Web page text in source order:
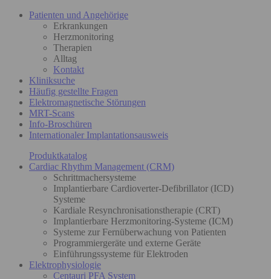
Patienten und Angehörige
Erkrankungen
Herzmonitoring
Therapien
Alltag
Kontakt
Kliniksuche
Häufig gestellte Fragen
Elektromagnetische Störungen
MRT-Scans
Info-Broschüren
Internationaler Implantationsausweis
Produktkatalog
Cardiac Rhythm Management (CRM)
Schrittmachersysteme
Implantierbare Cardioverter-Defibrillator (ICD)
Systeme
Kardiale Resynchronisationstherapie (CRT)
Implantierbare Herzmonitoring-Systeme (ICM)
Systeme zur Fernüberwachung von Patienten
Programmiergeräte und externe Geräte
Einführungssysteme für Elektroden
Elektrophysiologie
Centauri PFA System